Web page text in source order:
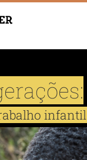
infantil